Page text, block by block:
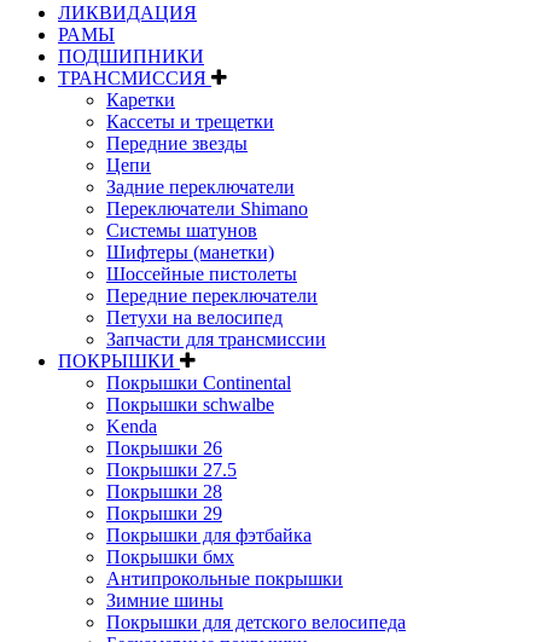
ЛИКВИДАЦИЯ
РАМЫ
ПОДШИПНИКИ
ТРАНСМИССИЯ
Каретки
Кассеты и трещетки
Передние звезды
Цепи
Задние переключатели
Переключатели Shimano
Системы шатунов
Шифтеры (манетки)
Шоссейные пистолеты
Передние переключатели
Петухи на велосипед
Запчасти для трансмиссии
ПОКРЫШКИ
Покрышки Continental
Покрышки schwalbe
Kenda
Покрышки 26
Покрышки 27.5
Покрышки 28
Покрышки 29
Покрышки для фэтбайка
Покрышки бмх
Антипрокольные покрышки
Зимние шины
Покрышки для детского велосипеда